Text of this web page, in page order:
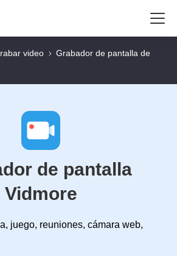
video
Grabador de pantalla de
de pantalla
Vidmore
juego, reuniones, cámara web,